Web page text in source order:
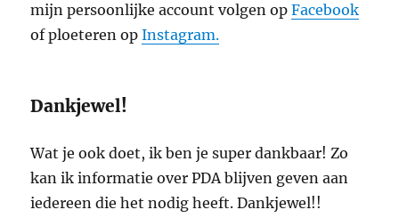
mijn persoonlijke account volgen opFacebook
of ploeteren opInstagram.
Dankjewel!
Wat je ook doet, ik ben je super dankbaar! Zo
kan ik informatie over PDA blijven geven aan
iedereen die het nodig heeft. Dankjewel!!